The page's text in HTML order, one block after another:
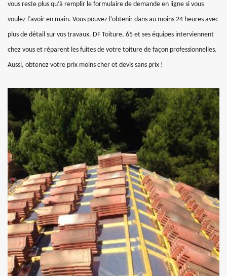
vous reste plus qu’à remplir le formulaire de demande en ligne si vous
voulez l’avoir en main. Vous pouvez l’obtenir dans au moins 24 heures avec
plus de détail sur vos travaux. DF Toiture, 65 et ses équipes interviennent
chez vous et réparent les fuites de votre toiture de façon professionnelles.
Aussi, obtenez votre prix moins cher et devis sans prix !